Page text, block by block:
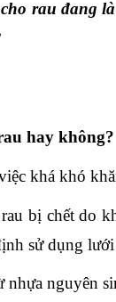
rau đang
hay không?
khá khó
bị chết do
sử dụng lưới
nguyên